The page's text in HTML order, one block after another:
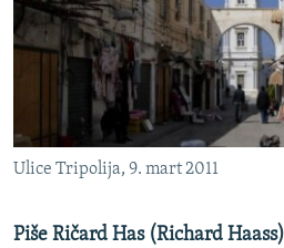
ISPRIČAJ MI
DNEVNO@RSE
SPECIJALI RSE
VIŠE OD NASLOVA
GENOCID U SREBRENICI
POPLAVE I KLIZIŠTA U BIH 2024.
PRATITE NAS
Ulice Tripolija, 9. mart 2011
Piše Ričard Has (Richard